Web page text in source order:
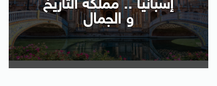
إسبانيا .. مملكة التاريخ
و الجمال